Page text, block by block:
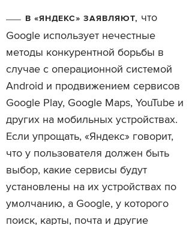
В «ЯНДЕКС» ЗАЯВЛЯЮТ, что
Google использует нечестные
методы конкурентной борьбы в
случае с операционной системой
Android и продвижением сервисов
Google Play, Google Maps, YouTube и
других на мобильных устройствах.
Если упрощать, «Яндекс» говорит,
что у пользователя должен быть
выбор, какие сервисы будут
установлены на их устройствах по
умолчанию, а Google, у которого
поиск, карты, почта и другие